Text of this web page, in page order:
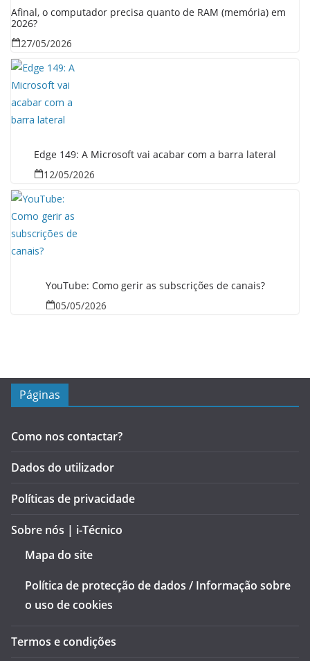
Afinal, o computador precisa quanto de RAM (memória) em
2026?
27/05/2026
Edge 149: A Microsoft vai acabar com a barra lateral
12/05/2026
YouTube: Como gerir as subscrições de canais?
05/05/2026
Páginas
Como nos contactar?
Dados do utilizador
Políticas de privacidade
Sobre nós | i-Técnico
Mapa do site
Política de protecção de dados / Informação sobre
o uso de cookies
Termos e condições